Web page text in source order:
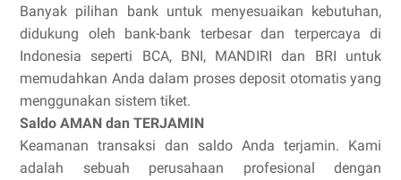
Banyak pilihan bank untuk menyesuaikan kebutuhan,
didukung oleh bank-bank terbesar dan terpercaya di
Indonesia seperti BCA, BNI, MANDIRI dan BRI untuk
memudahkan Anda dalam proses deposit otomatis yang
menggunakan sistem tiket.
Saldo AMAN dan TERJAMIN
Keamanan transaksi dan saldo Anda terjamin. Kami
adalah sebuah perusahaan profesional dengan